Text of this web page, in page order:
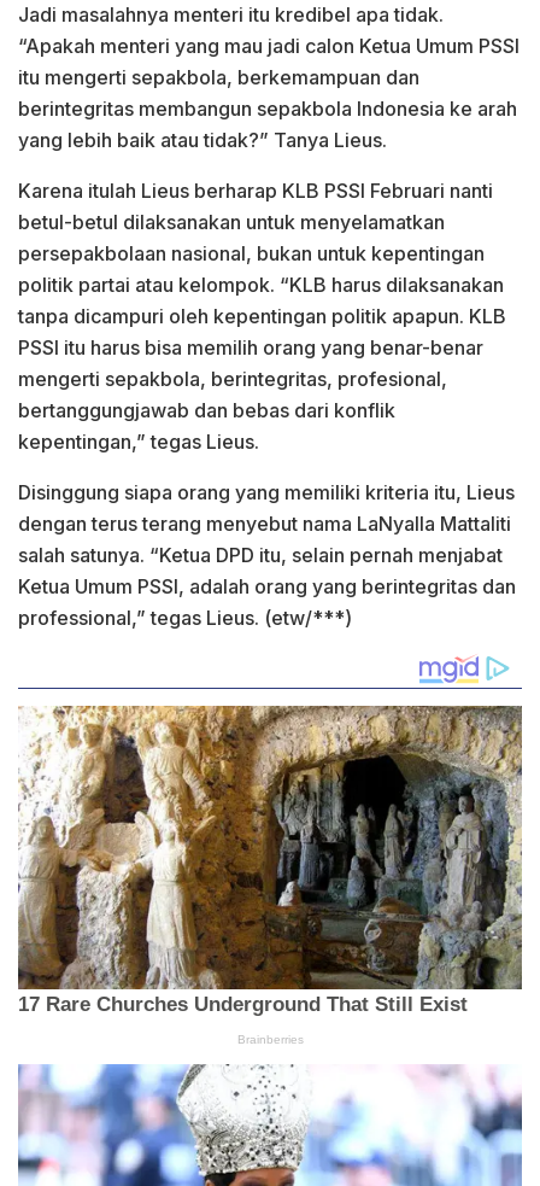
Jadi masalahnya menteri itu kredibel apa tidak.
“Apakah menteri yang mau jadi calon Ketua Umum PSSI
itu mengerti sepakbola, berkemampuan dan
berintegritas membangun sepakbola Indonesia ke arah
yang lebih baik atau tidak?” Tanya Lieus.
Karena itulah Lieus berharap KLB PSSI Februari nanti
betul-betul dilaksanakan untuk menyelamatkan
persepakbolaan nasional, bukan untuk kepentingan
politik partai atau kelompok. “KLB harus dilaksanakan
tanpa dicampuri oleh kepentingan politik apapun. KLB
PSSI itu harus bisa memilih orang yang benar-benar
mengerti sepakbola, berintegritas, profesional,
bertanggungjawab dan bebas dari konflik
kepentingan,” tegas Lieus.
Disinggung siapa orang yang memiliki kriteria itu, Lieus
dengan terus terang menyebut nama LaNyalla Mattaliti
salah satunya. “Ketua DPD itu, selain pernah menjabat
Ketua Umum PSSI, adalah orang yang berintegritas dan
professional,” tegas Lieus. (etw/***)